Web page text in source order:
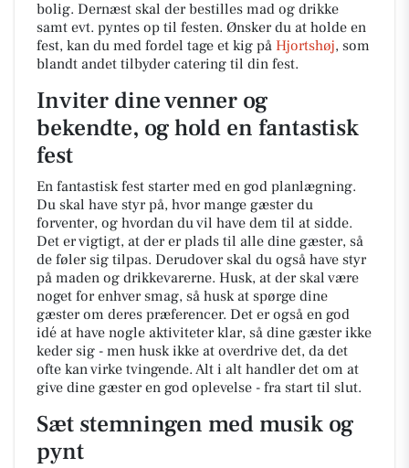
bolig. Dernæst skal der bestilles mad og drikke
samt evt. pyntes op til festen. Ønsker du at holde en
fest, kan du med fordel tage et kig på Hjortshøj, som
blandt andet tilbyder catering til din fest.
Inviter dine venner og
bekendte, og hold en fantastisk
fest
En fantastisk fest starter med en god planlægning.
Du skal have styr på, hvor mange gæster du
forventer, og hvordan du vil have dem til at sidde.
Det er vigtigt, at der er plads til alle dine gæster, så
de føler sig tilpas. Derudover skal du også have styr
på maden og drikkevarerne. Husk, at der skal være
noget for enhver smag, så husk at spørge dine
gæster om deres præferencer. Det er også en god
idé at have nogle aktiviteter klar, så dine gæster ikke
keder sig - men husk ikke at overdrive det, da det
ofte kan virke tvingende. Alt i alt handler det om at
give dine gæster en god oplevelse - fra start til slut.
Sæt stemningen med musik og
pynt